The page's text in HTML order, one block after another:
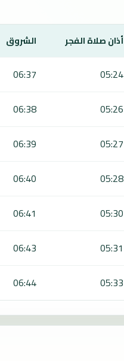
أذان صلاة الفجر الشروق
05:24
06:37
05:26
06:38
05:27
06:39
05:28
06:40
05:30
06:41
05:31
06:43
05:33
06:44